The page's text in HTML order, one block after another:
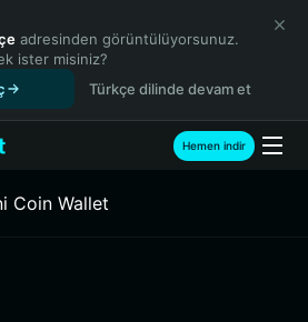
adresinden görüntülüyorsunuz.
ister misiniz?
Türkçe dilinde devam et
Hemen indir
Coin Wallet